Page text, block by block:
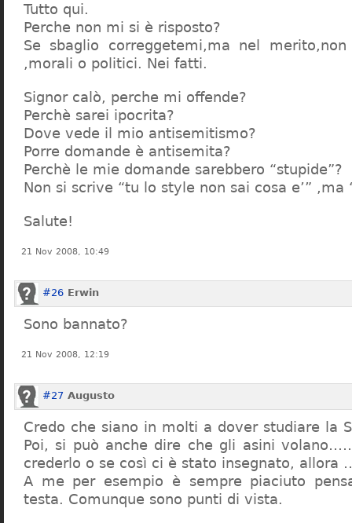
Tutto qui.
Perche non mi si è risposto?
Se sbaglio correggetemi,ma nel
,morali o politici. Nei fatti.
Signor calò, perche mi offende?
Perchè sarei ipocrita?
Dove vede il mio antisemitismo?
Porre domande è antisemita?
Perchè le mie domande sarebbero “stupide”?
Non si scrive “tu lo style non sai cosa e’” ,ma
Salute!
21 Nov 2008, 10:49
#26 Erwin
Sono bannato?
21 Nov 2008, 12:19
#27 Augusto
Credo che siano in molti a dover studiare la
Poi, si può anche dire che gli asini
crederlo o se così ci è stato insegnato,
A me per esempio è sempre piaciuto
testa. Comunque sono punti di vista.